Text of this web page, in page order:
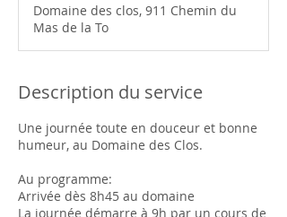
m
i
n
Domaine des clos, 911 Chemin du
Mas de la To
Description du service
Une journée toute en douceur et bonne
humeur, au Domaine des Clos.
Au programme:
Arrivée dès 8h45 au domaine
La journée démarre à 9h par un cours de